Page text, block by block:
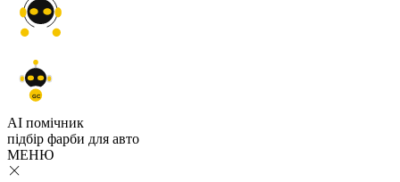
GC
AI помічник
підбір фарби для авто
МЕНЮ